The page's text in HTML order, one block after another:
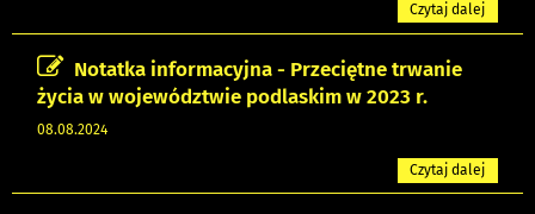
Czytaj dalej
Notatka informacyjna - Przeciętne trwanie
życia w województwie podlaskim w 2023 r.
08.08.2024
Czytaj dalej